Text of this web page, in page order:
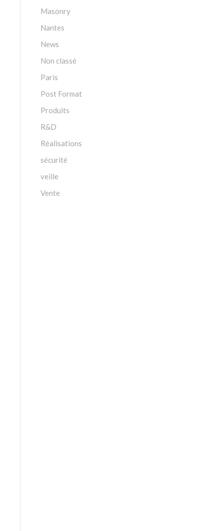
Masonry
Nantes
News
Non classé
Paris
Post Format
Produits
R&D
Réalisations
sécurité
veille
Vente